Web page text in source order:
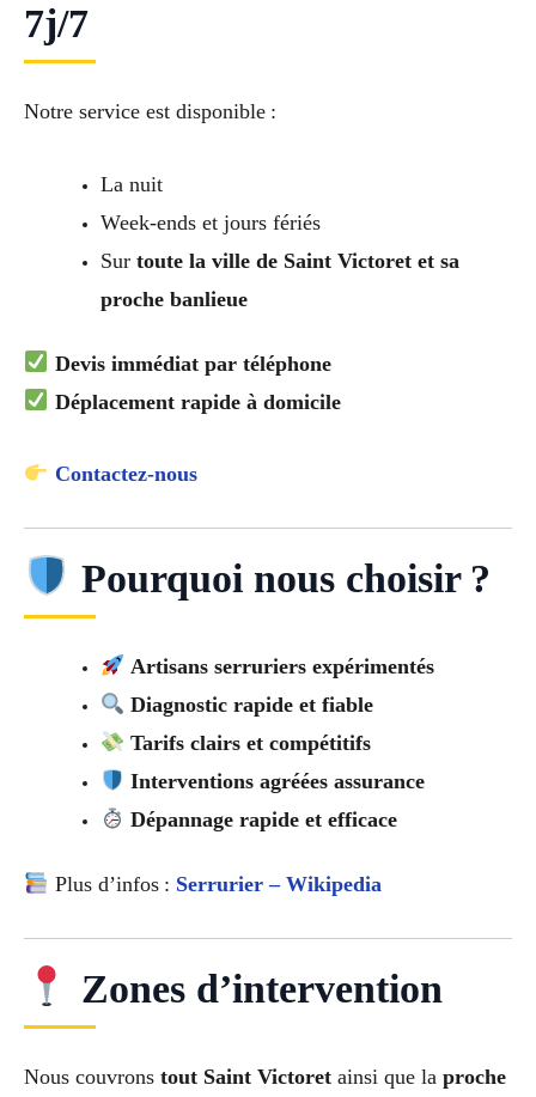
7j/7
Notre service est disponible :
La nuit
Week-ends et jours fériés
Sur toute la ville de Saint Victoret et sa
proche banlieue
Devis immédiat par téléphone
Déplacement rapide à domicile
Contactez-nous
Pourquoi nous choisir ?
Artisans serruriers expérimentés
Diagnostic rapide et fiable
Tarifs clairs et compétitifs
Interventions agréées assurance
Dépannage rapide et efficace
Plus d’infos : Serrurier – Wikipedia
Zones d’intervention
Nous couvrons tout Saint Victoret ainsi que la proche